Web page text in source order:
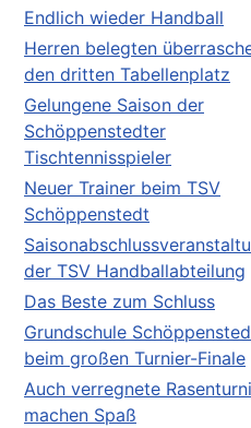
Endlich wieder Handball
Herren belegten
den dritten Tabellenplatz
Gelungene Saison der
Schöppenstedter
Tischtennisspieler
Neuer Trainer beim TSV
Schöppenstedt
der TSV Handballabteilung
Das Beste zum Schluss
Grundschule
beim großen Turnier-Finale
Auch verregnete
machen Spaß